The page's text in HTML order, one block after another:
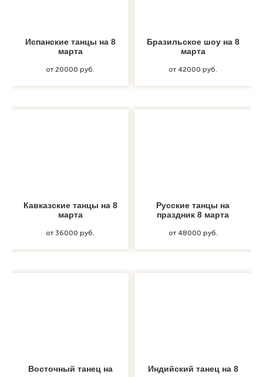
Испанские танцы на 8
марта
от 20000 руб.
Бразильское шоу на 8
марта
от 42000 руб.
Кавказские танцы на 8
марта
от 36000 руб.
Русские танцы на
праздник 8 марта
от 48000 руб.
Восточный танец на
Индийский танец на 8